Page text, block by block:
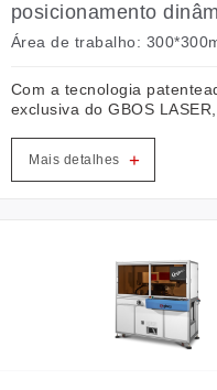
posicionamento
Área de trabalho:
Com a tecnologia
exclusiva do GBOS
de velocidade e precisão.
área de marcação é
entre 300 e 600 MM, a área
posicionamento da câmera
400*400 mm, de modo a
sua demanda por diferentes
Mais detalhes +